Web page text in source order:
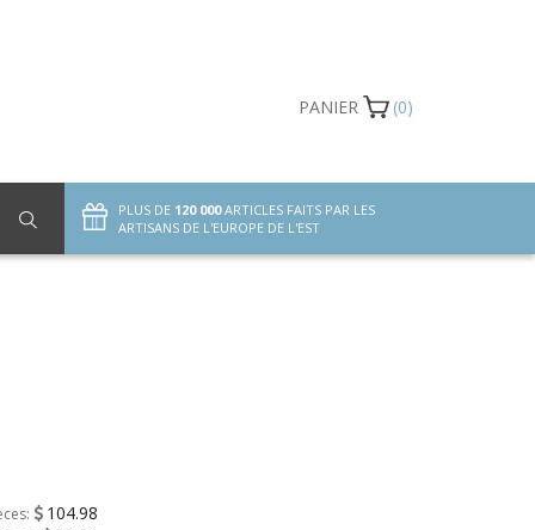
104.98
PANIER (0)
PLUS DE 120 000ARTICLES FAITS PAR LES
ARTISANS DE L'EUROPE DE L'EST